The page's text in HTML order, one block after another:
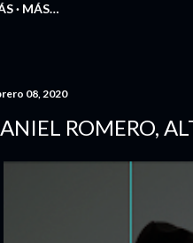
MÁS…
08, 2020
ROMERO,